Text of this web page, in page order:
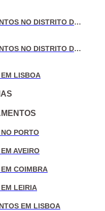
VENDA DE APARTAMENTOS NO DISTRITO DE COIMBRA
VENDA DE APARTAMENTOS NO DISTRITO DE LEIRIA
LISBOA
PORTO
AVEIRO
COIMBRA
LEIRIA
EM LISBOA